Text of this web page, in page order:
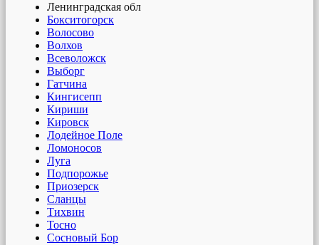
Ленинградская обл
Бокситогорск
Волосово
Волхов
Всеволожск
Выборг
Гатчина
Кингисепп
Кириши
Кировск
Лодейное Поле
Ломоносов
Луга
Подпорожье
Приозерск
Сланцы
Тихвин
Тосно
Сосновый Бор